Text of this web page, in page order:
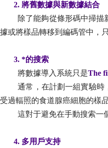
2. 將舊數據與新數據結合
除了能夠從條形碼中掃描
據或將樣品轉移到編碼管中，
3. *的搜索
將數據導入系統只是The
通常，在計劃一組實驗時
受過輻照的食道腺癌細胞的樣
這對于避免在手動搜索一
4. 多用戶支持